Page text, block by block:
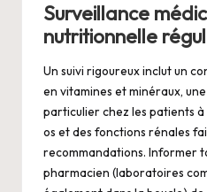
Surveillance
nutritionnelle
Un suivi rigoureux inclut un
en vitamines et minéraux,
particulier chez les patients à
os et des fonctions rénales
recommandations. Informer
pharmacien (laboratoires